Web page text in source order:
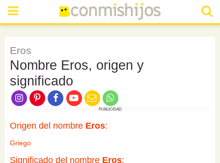
Eros
Nombre Eros, origen y
significado
PUBLICIDAD
Origen del nombre Eros:
Griego
Significado del nombre Eros: